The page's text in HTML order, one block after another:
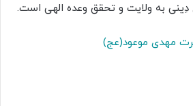
دِینی به ولایت و تحقق وعده الهی است.
مهدی موعود(عج)